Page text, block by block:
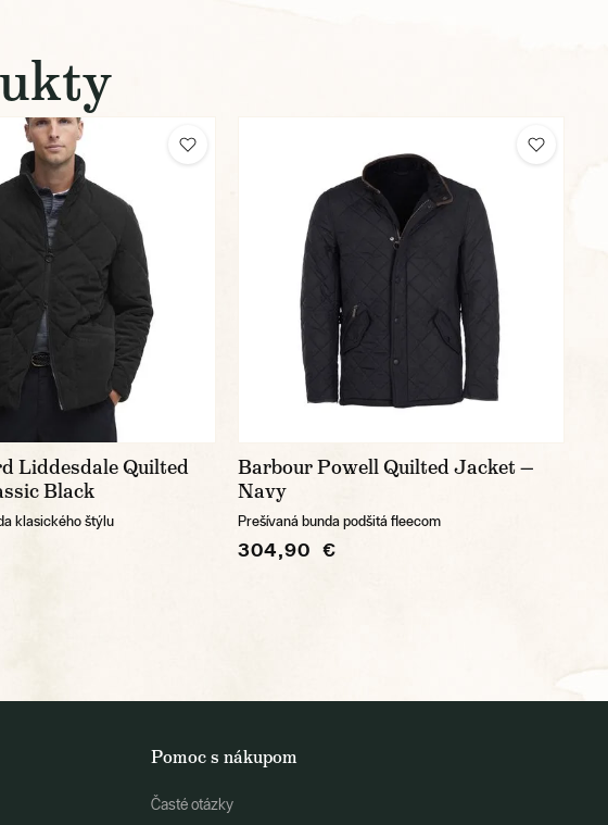
Liddesdale Quilted
Black
klasického štýlu
Barbour Powell Quilted Jacket —
Navy
Prešívaná bunda podšitá fleecom
304,90 €
Pomoc s nákupom
Časté otázky